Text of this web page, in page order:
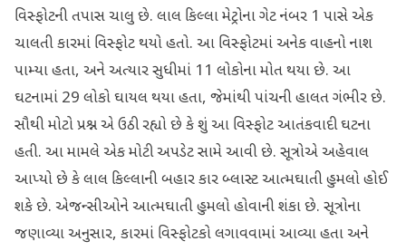
વિસ્ફોટની તપાસ ચાલુ છે. લાલ કિલ્લા મેટ્રોના ગેટ નંબર 1 પાસે એક
ચાલતી કારમાં વિસ્ફોટ થયો હતો. આ વિસ્ફોટમાં અનેક વાહનો નાશ
પામ્યા હતા, અને અત્યાર સુધીમાં 11 લોકોના મોત થયા છે. આ
ઘટનામાં 29 લોકો ઘાયલ થયા હતા, જેમાંથી પાંચની હાલત ગંભીર છે.
સૌથી મોટો પ્રશ્ન એ ઉઠી રહ્યો છે કે શું આ વિસ્ફોટ આતંકવાદી ઘટના
હતી. આ મામલે એક મોટી અપડેટ સામે આવી છે. સૂત્રોએ અહેવાલ
આપ્યો છે કે લાલ કિલ્લાની બહાર કાર બ્લાસ્ટ આત્મઘાતી હુમલો હોઈ
શકે છે. એજન્સીઓને આત્મઘાતી હુમલો હોવાની શંકા છે. સૂત્રોના
જણાવ્યા અનુસાર, કારમાં વિસ્ફોટકો લગાવવામાં આવ્યા હતા અને